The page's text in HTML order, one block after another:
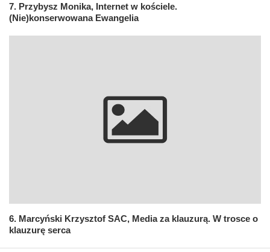
7. Przybysz Monika, Internet w kościele.
(Nie)konserwowana Ewangelia
6. Marcyński Krzysztof SAC, Media za klauzurą. W trosce o
klauzurę serca